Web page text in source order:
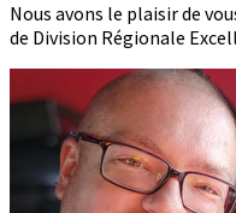
Nous avons le plaisir de
de Division Régionale